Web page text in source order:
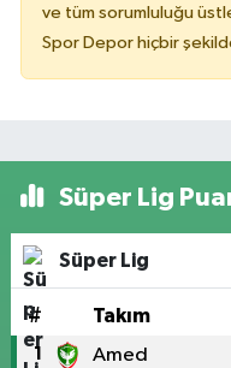
ve tüm sorumluluğu
Spor Depor hiçbir
Süper Lig
Süper Lig
# Takım
1 Amed